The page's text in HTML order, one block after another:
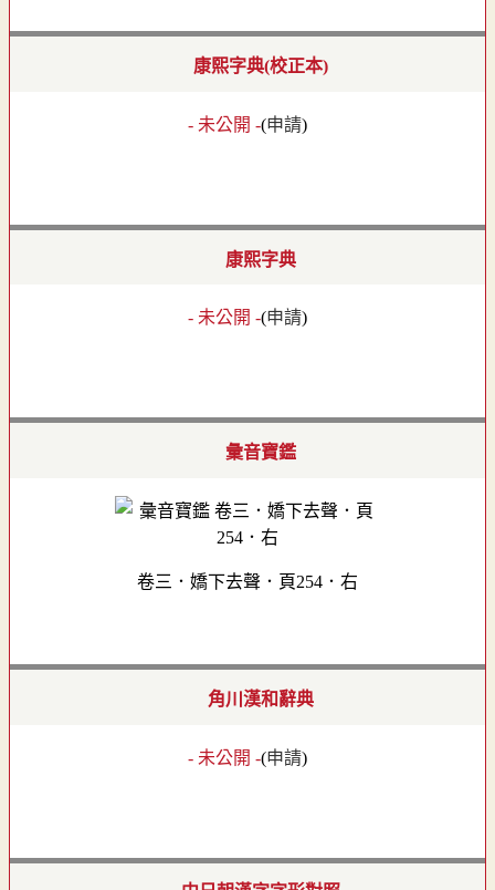
康熙字典(校正本)
- 未公開 -(申請)
康熙字典
- 未公開 -(申請)
彙音寶鑑
卷三．嬌下去聲．頁254．右
角川漢和辭典
- 未公開 -(申請)